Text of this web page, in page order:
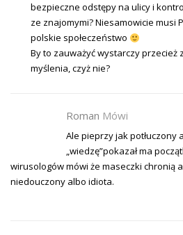
bezpieczne odstępy na ulicy i
ze znajomymi? Niesamowicie musi
polskie społeczeństwo
By to zauważyć wystarczy
myślenia, czyż nie?
Roman Mówi
Ale pieprzy jak
„wiedzę”pokazał ma
wirusologów mówi że maseczki chronią
niedouczony albo idiota.